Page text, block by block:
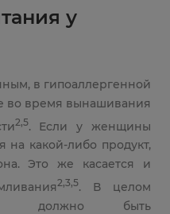
у
в гипоаллергенной
во время вынашивания
2,5. Если у женщины
на какой-либо продукт,
Это же касается и
2,3,5. В целом
должно быть